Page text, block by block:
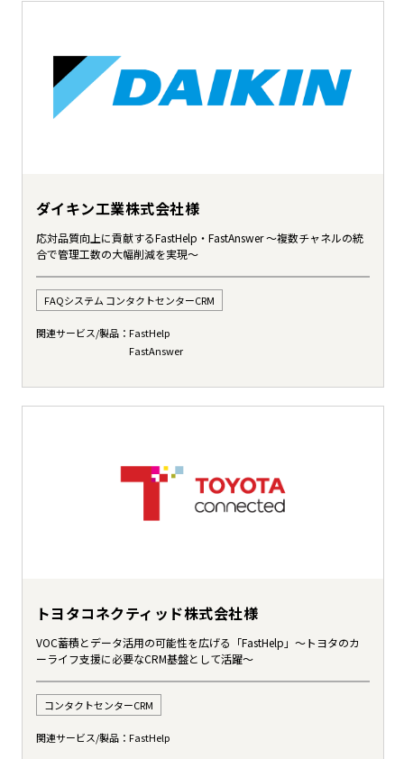
ダイキン工業株式会社様
応対品質向上に貢献するFastHelp・FastAnswer ～複数チャネルの統
合で管理工数の大幅削減を実現～
FAQシステム コンタクトセンターCRM
関連サービス/製品： FastHelp
FastAnswer
トヨタコネクティッド株式会社様
VOC蓄積とデータ活用の可能性を広げる「FastHelp」～トヨタのカ
ーライフ支援に必要なCRM基盤として活躍～
コンタクトセンターCRM
関連サービス/製品： FastHelp